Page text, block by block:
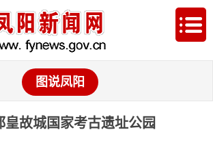
图说凤阳
皇故城国家考古遗址公园